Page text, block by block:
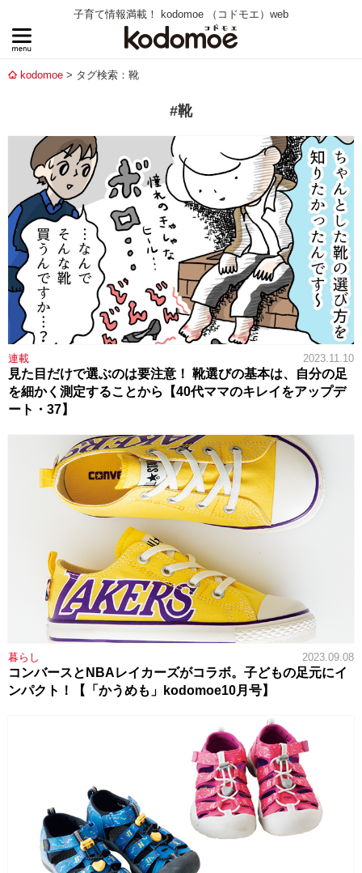
子育て情報満載！ kodomoe （コドモエ）web
kodomoe タグ検索：靴
#靴
連載 2023.11.10
見た目だけで選ぶのは要注意！ 靴選びの基本は、自分の足
を細かく測定することから【40代ママのキレイをアップデ
ート・37】
暮らし 2023.09.08
コンバースとNBAレイカーズがコラボ。子どもの足元にイ
ンパクト！【「かうめも」kodomoe10月号】